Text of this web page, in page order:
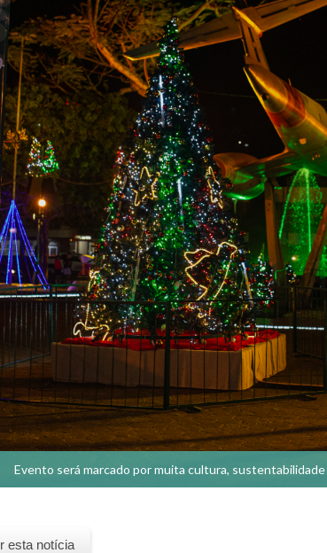
Evento será marcado por muita cultura, sustentabilidade
esta notícia